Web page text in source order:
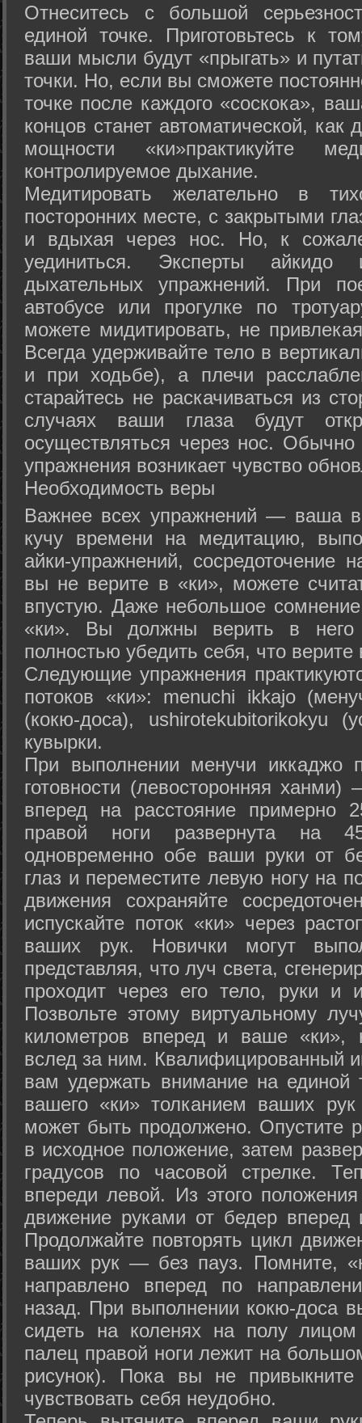
Отнеситесь с большой
единой точке. Приготовьтесь к
ваши мысли будут «прыгать» и
точки. Но, если вы сможете
точке после каждого «соскока»,
концов станет автоматической,
мощности «ки»практикуйте
контролируемое дыхание.
Медитировать желательно в
посторонних месте, с закрытыми
и вдыхая через нос. Но, к
уединиться. Эксперты айкидо
дыхательных упражнений. При
автобусе или прогулке по
можете мидитировать, не
Всегда удерживайте тело в
и при ходьбе), а плечи
старайтесь не раскачиваться из
случаях ваши глаза будут
осуществляться через нос. Обычно
упражнения возникает чувство
Необходимость веры
Важнее всех упражнений — ваша
кучу времени на медитацию,
айки-упражнений, сосредоточение
вы не верите в «ки», можете
впустую. Даже небольшое сомнение
«ки». Вы должны верить в
полностью убедить себя, что верите
Следующие упражнения
потоков «ки»: menuchi ikkajo
(кокю-доса), ushiro­tekubitori­kokyu
кувырки.
При выполнении менучи иккаджо
готовности (левосторонняя
вперед на расстояние примерно
правой ноги развернута на
одновременно обе ваши руки от
глаз и переместите левую ногу на
движения сохраняйте
испускайте поток «ки» через
ваших рук. Новички могут
представляя, что луч света,
проходит через его тело, руки и
Позвольте этому виртуальному
километров вперед и ваше «ки»,
вслед за ним. Квалифицированный
вам удержать внимание на единой
вашего «ки» толканием ваших
может быть продолжено. Опустите
в исходное положение, затем
градусов по часовой стрелке.
впереди левой. Из этого
движение руками от бедер вперед
Продолжайте повторять цикл
ваших рук — без пауз. Помните,
направлено вперед по
назад. При выполнении кокю-доса
сидеть на коленях на полу
палец правой ноги лежит на
рисунок). Пока вы не
чувствовать себя неудобно.